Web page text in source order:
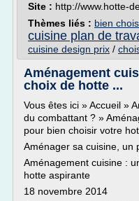
Site : http://www.hotte-
Thèmes liés : bien
cuisine plan de
cuisine design prix /
Aménagement
choix de hotte ...
Vous êtes ici » Accueil »
du combattant ? »
pour bien choisir votre
Aménager sa cuisine, un
Aménagement cuisine :
hotte aspirante
18 novembre 2014